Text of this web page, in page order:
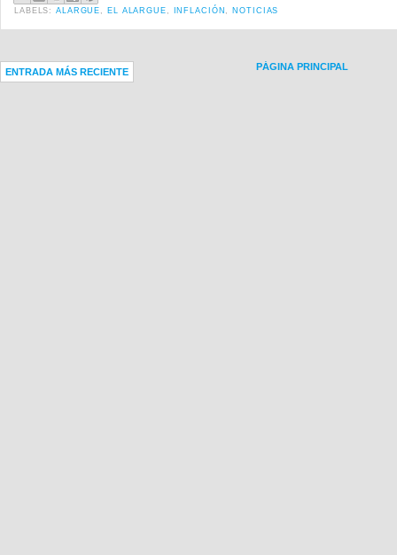
LABELS:ALARGUE EL ALARGUE INFLACIÓN NOTICIAS
ENTRADA MÁS RECIENTE PÁGINA PRINCIPAL